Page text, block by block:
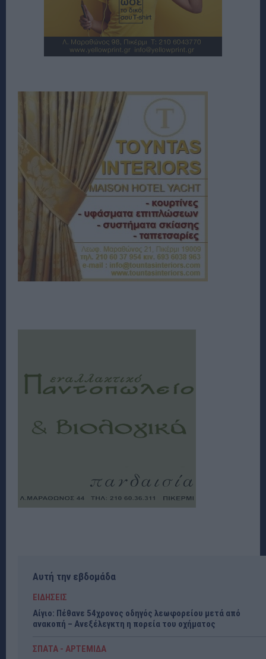
Αυτή την εβδομάδα
ΕΙΔΗΣΕΙΣ
Αίγιο: Πέθανε 54χρονος οδηγός λεωφορείου μετά από
ανακοπή – Ανεξέλεγκτη η πορεία του οχήματος
ΣΠΑΤΑ - ΑΡΤΕΜΙΔΑ